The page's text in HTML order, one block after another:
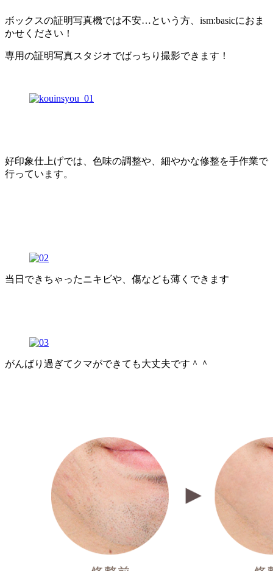
ボックスの証明写真機では不安…という方、ism:basicにおま
かせください！
専用の証明写真スタジオでばっちり撮影できます！
好印象仕上げでは、色味の調整や、細やかな修整を手作業で
行っています。
当日できちゃったニキビや、傷なども薄くできます
がんばり過ぎてクマができても大丈夫です＾＾